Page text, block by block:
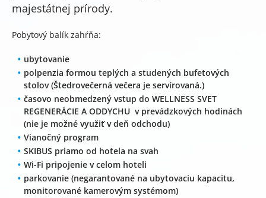
majestátnej prírody.
Pobytový balík zahŕňa:
ubytovanie
polpenzia formou teplých a studených bufetových
stolov (Štedrovečerná večera je servírovaná.)
časovo neobmedzený vstup do WELLNESS SVET
REGENERÁCIE A ODDYCHU v prevádzkových hodinách
(nie je možné využiť v deň odchodu)
Vianočný program
SKIBUS priamo od hotela na svah
Wi-Fi pripojenie v celom hoteli
parkovanie (negarantované na ubytovaciu kapacitu,
monitorované kamerovým systémom)